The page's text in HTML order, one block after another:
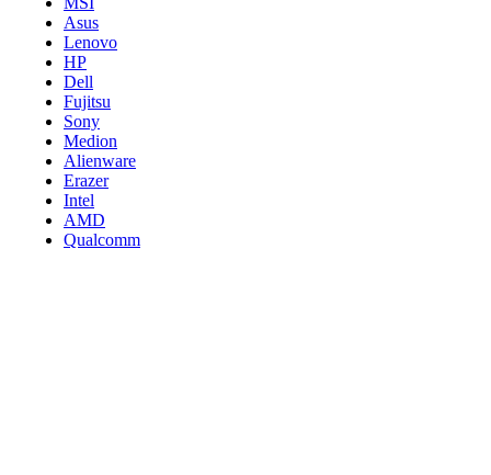
Asus
Lenovo
HP
Dell
Fujitsu
Sony
Medion
Alienware
Erazer
Intel
AMD
Qualcomm